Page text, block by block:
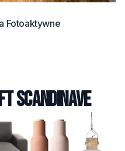
Fotoaktywne
scandinave